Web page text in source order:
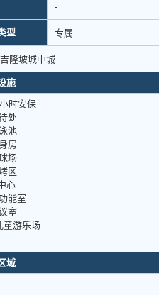
-
型 专属
隆坡城中城
施
时安保
处
池
房
场
区
心
能室
室
童游乐场
域